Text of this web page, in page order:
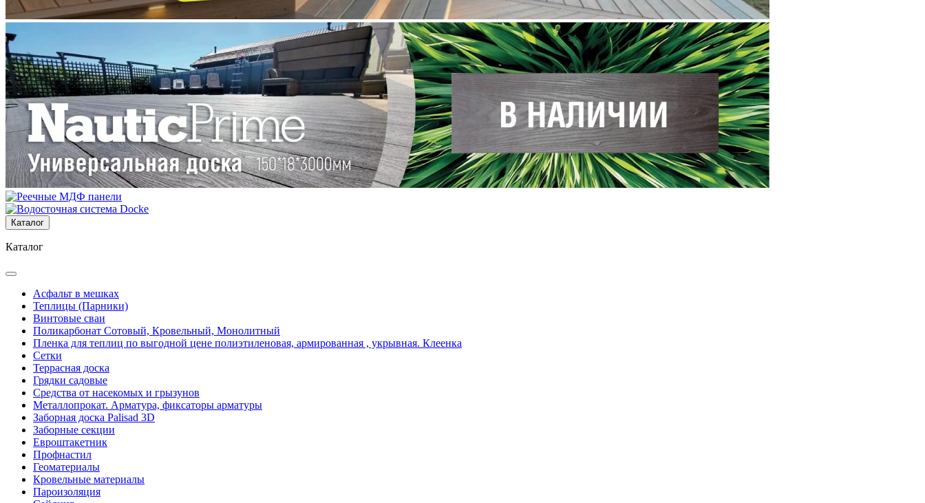
Каталог
Каталог
Асфальт в мешках
Теплицы (Парники)
Винтовые сваи
Поликарбонат Сотовый, Кровельный, Монолитный
Пленка для теплиц по выгодной цене полиэтиленовая, армированная , укрывная. Клеенка
Сетки
Террасная доска
Грядки садовые
Средства от насекомых и грызунов
Металлопрокат. Арматура, фиксаторы арматуры
Заборная доска Palisad 3D
Заборные секции
Евроштакетник
Профнастил
Геоматериалы
Кровельные материалы
Пароизоляция